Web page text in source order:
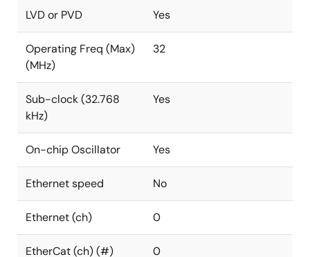
LVD or PVD Yes
Operating Freq (Max)
(MHz)
32
Sub-clock (32.768
kHz)
Yes
On-chip Oscillator Yes
Ethernet speed No
Ethernet (ch) 0
EtherCat (ch) (#) 0